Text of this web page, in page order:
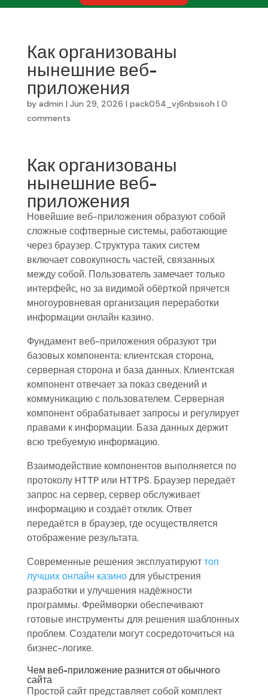
Как организованы
нынешние веб-
приложения
by admin | Jun 29, 2026 | pack054_vj6nbsisoh | 0
comments
Как организованы
нынешние веб-
приложения
Новейшие веб-приложения образуют собой
сложные софтверные системы, работающие
через браузер. Структура таких систем
включает совокупность частей, связанных
между собой. Пользователь замечает только
интерфейс, но за видимой обёрткой прячется
многоуровневая организация переработки
информации онлайн казино.
Фундамент веб-приложения образуют три
базовых компонента: клиентская сторона,
серверная сторона и база данных. Клиентская
компонент отвечает за показ сведений и
коммуникацию с пользователем. Серверная
компонент обрабатывает запросы и регулирует
правами к информации. База данных держит
всю требуемую информацию.
Взаимодействие компонентов выполняется по
протоколу HTTP или HTTPS. Браузер передаёт
запрос на сервер, сервер обслуживает
информацию и создаёт отклик. Ответ
передаётся в браузер, где осуществляется
отображение результата.
Современные решения эксплуатируюттоп
лучших онлайн казинодля убыстрения
разработки и улучшения надёжности
программы. Фреймворки обеспечивают
готовые инструменты для решения шаблонных
проблем. Создатели могут сосредоточиться на
бизнес-логике.
Чем веб-приложение разнится от обычного
сайта
Простой сайт представляет собой комплект